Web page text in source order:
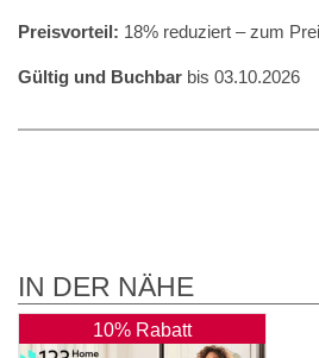
Preisvorteil: 18% reduziert – zum
Gültig und Buchbar bis 03.10.2026
IN DER NÄHE
10% Rabatt